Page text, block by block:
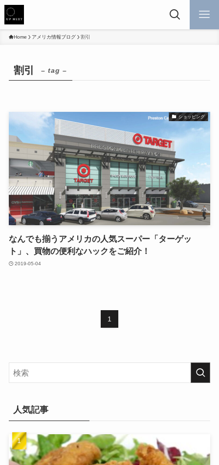
Home アメリカ情報ブログ 割引
割引 – tag –
ショッピング
なんでも揃うアメリカの人気スーパー「ターゲッ
ト」、買物の便利なハックをご紹介！
2019-05-04
1
人気記事